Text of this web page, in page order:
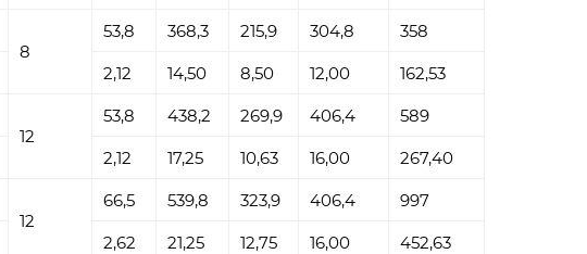
8
53,8 368,3 215,9 304,8
358
2,12 14,50 8,50 12,00 162,53
12
53,8 438,2 269,9 406,4
589
2,12 17,25 10,63 16,00 267,40
12
66,5 539,8 323,9 406,4
997
2,62 21,25 12,75 16,00 452,63